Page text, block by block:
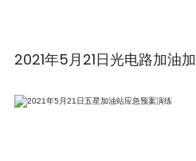
2021年5月21日光电路加油